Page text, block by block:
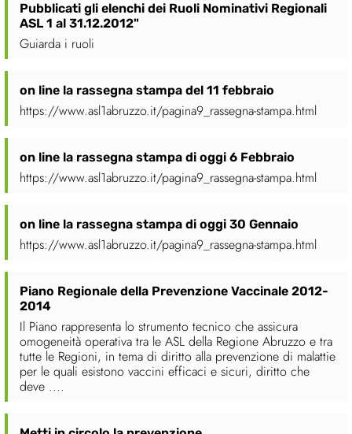
Pubblicati gli elenchi dei Ruoli Nominativi Regionali
ASL 1 al 31.12.2012"
Guiarda i ruoli
on line la rassegna stampa del 11 febbraio
https://www.asl1abruzzo.it/pagina9_rassegna-stampa.html
on line la rassegna stampa di oggi 6 Febbraio
https://www.asl1abruzzo.it/pagina9_rassegna-stampa.html
on line la rassegna stampa di oggi 30 Gennaio
https://www.asl1abruzzo.it/pagina9_rassegna-stampa.html
Piano Regionale della Prevenzione Vaccinale 2012-
2014
Il Piano rappresenta lo strumento tecnico che assicura
omogeneità operativa tra le ASL della Regione Abruzzo e tra
tutte le Regioni, in tema di diritto alla prevenzione di malattie
per le quali esistono vaccini efficaci e sicuri, diritto che
deve ....